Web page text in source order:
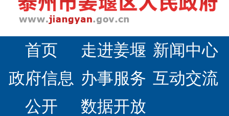
首页 走进姜堰 新闻中心
政府信息
公开
办事服务 互动交流
数据开放